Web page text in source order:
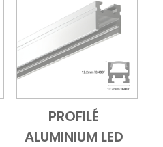
Add to Cart
Vue
PROFILÉ
ALUMINIUM LED